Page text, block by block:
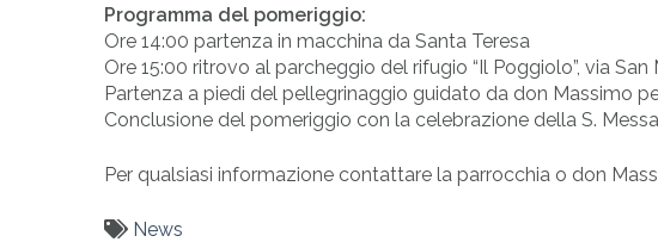
Programma del pomeriggio:
Ore 14:00 partenza in macchina da Santa Teresa
Ore 15:00 ritrovo al parcheggio del rifugio “Il Poggiolo”, via
Partenza a piedi del pellegrinaggio guidato da don Massimo
Conclusione del pomeriggio con la celebrazione della S.
Per qualsiasi informazione contattare la parrocchia o don
News